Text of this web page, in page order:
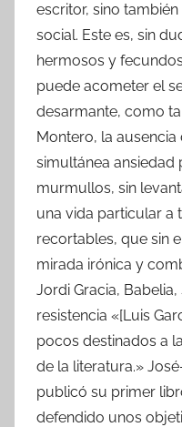
escritor, sino
social. Este es, sin
hermosos y
puede acometer el
desarmante, como
Montero, la
simultánea ansiedad
murmullos, sin
una vida particular a
recortables, que sin
mirada irónica y
Jordi Gracia,
resistencia «[Luis
pocos destinados a
de la literatura.»
publicó su primer
defendido unos